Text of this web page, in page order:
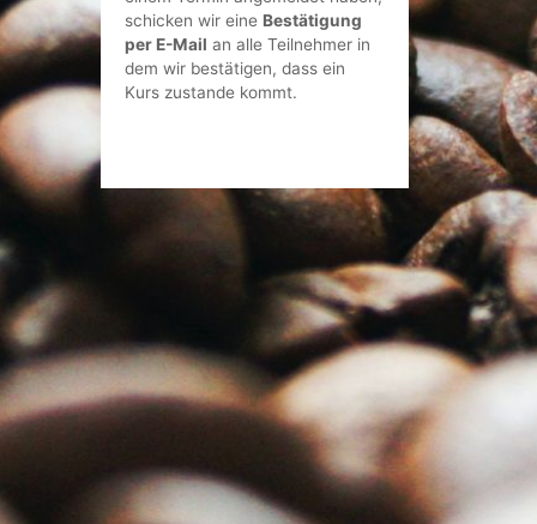
schicken wir eine Bestätigung
per E-Mail an alle Teilnehmer in
dem wir bestätigen, dass ein
Kurs zustande kommt.